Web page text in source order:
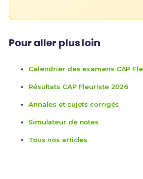
Pour aller plus loin
Calendrier des examens CAP
Résultats CAP Fleuriste 2026
Annales et sujets corrigés
Simulateur de notes
Tous nos articles